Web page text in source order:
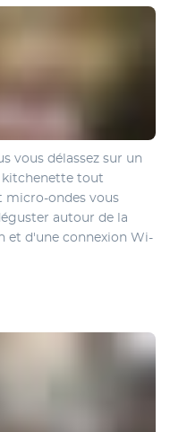
vous délassez sur un
kitchenette tout
micro-ondes vous
autour de la
et d'une connexion Wi-